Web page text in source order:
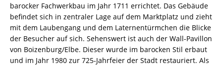
barocker Fachwerkbau im Jahr 1711 errichtet. Das Gebäude
befindet sich in zentraler Lage auf dem Marktplatz und zieht
mit dem Laubengang und dem Laternentürmchen die Blicke
der Besucher auf sich. Sehenswert ist auch der Wall-Pavillon
von Boizenburg/Elbe. Dieser wurde im barocken Stil erbaut
und im Jahr 1980 zur 725-Jahrfeier der Stadt restauriert. Als